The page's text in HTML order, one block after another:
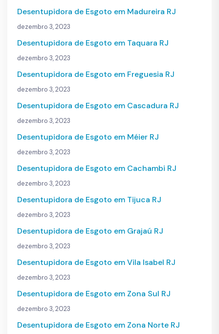
Desentupidora de Esgoto em Madureira RJ
dezembro 3, 2023
Desentupidora de Esgoto em Taquara RJ
dezembro 3, 2023
Desentupidora de Esgoto em Freguesia RJ
dezembro 3, 2023
Desentupidora de Esgoto em Cascadura RJ
dezembro 3, 2023
Desentupidora de Esgoto em Méier RJ
dezembro 3, 2023
Desentupidora de Esgoto em Cachambi RJ
dezembro 3, 2023
Desentupidora de Esgoto em Tijuca RJ
dezembro 3, 2023
Desentupidora de Esgoto em Grajaú RJ
dezembro 3, 2023
Desentupidora de Esgoto em Vila Isabel RJ
dezembro 3, 2023
Desentupidora de Esgoto em Zona Sul RJ
dezembro 3, 2023
Desentupidora de Esgoto em Zona Norte RJ